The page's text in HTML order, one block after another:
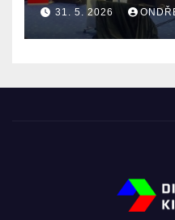
31. 5. 2026